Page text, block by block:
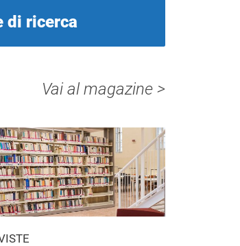
di ricerca
Vai al magazine >